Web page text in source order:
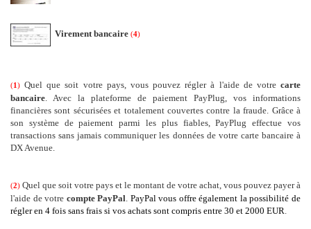
Virement bancaire (4)
(1 ) Quel que soit votre pays, vous pouvez régler à l'aide de votrecarte
bancaire
Avec la plateforme de paiement PayPlug, vos informations
financières sont sécurisées et totalement couvertes contre la fraude. Grâce à
son système de paiement parmi les plus fiables, PayPlug effectue vos
transactions sans jamais communiquer les données de votre carte bancaire à
DX Avenue.
(2) Quel que soit votre pays et le montant de votre achat, vous pouvez payer à
l'aide de votre compte PayPal PayPal vous offre également la possibilité de
régler en 4 fois sans frais si vos achats sont compris entre 30 et 2000 EUR